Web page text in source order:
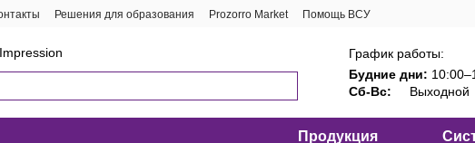
Решения для образования Prozorro Market Помощь ВСУ
График работы:
Будние дни:
Сб-Вс:
Выходной
Продукция